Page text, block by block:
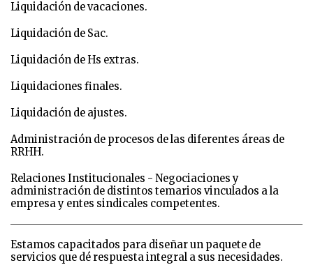
Liquidación de vacaciones.
Liquidación de Sac.
Liquidación de Hs extras.
Liquidaciones finales.
Liquidación de ajustes.
Administración de procesos de las diferentes áreas de
RRHH.
Relaciones Institucionales - Negociaciones y
administración de distintos temarios vinculados a la
empresa y entes sindicales competentes.
Estamos capacitados para diseñar un paquete de
servicios que dé respuesta integral a sus necesidades.